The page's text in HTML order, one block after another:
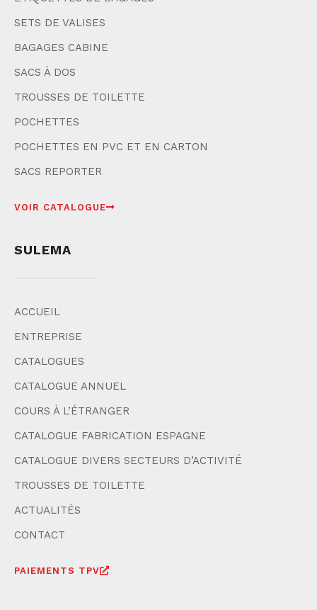
SETS DE VALISES
BAGAGES CABINE
SACS À DOS
TROUSSES DE TOILETTE
POCHETTES
POCHETTES EN PVC ET EN CARTON
SACS REPORTER
VOIR CATALOGUE
SULEMA
ACCUEIL
ENTREPRISE
CATALOGUES
CATALOGUE ANNUEL
COURS À L’ÉTRANGER
CATALOGUE FABRICATION ESPAGNE
CATALOGUE DIVERS SECTEURS D’ACTIVITÉ
TROUSSES DE TOILETTE
ACTUALITÉS
CONTACT
PAIEMENTS TPV